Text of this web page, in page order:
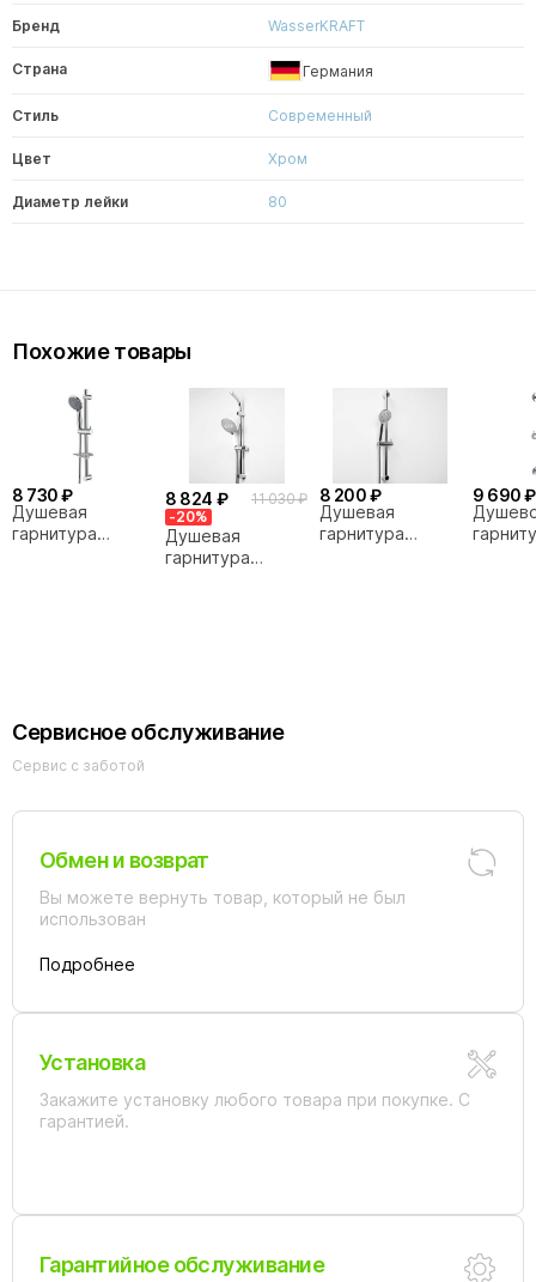
Бренд WasserKRAFT
Страна Германия
Стиль Современный
Цвет Хром
Диаметр лейки 80
Похожие товары
8 730 ₽
Душевая
гарнитура
8 824 ₽
11 030 ₽
-20%
Душевая
гарнитура
8 200 ₽
Душевая
гарнитура
9 690 ₽
Сервисное обслуживание
Сервис с заботой
Обмен и возврат
Вы можете вернуть товар, который не был
использован
Подробнее
Установка
Закажите установку любого товара при покупке. С
гарантией.
Гарантийное обслуживание